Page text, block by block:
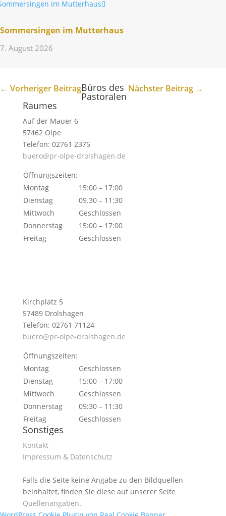
Sommer­singen im Mutterhaus
7. August 2026
← Vorheriger Beitrag Nächster Beitrag →
Büros des
Pastoralen
Raumes
Auf der Mauer 6
57462 Olpe
Telefon: 02761 2375
buero@pr-olpe-drolshagen.de
Öffnungszeiten:
Montag
15:00 – 17:00
Dienstag
09.30 – 11:30
Mittwoch
Geschlossen
Donnerstag
15:00 – 17:00
Freitag
Geschlossen
Kirchplatz 5
57489 Drolshagen
Telefon: 02761 71124
buero@pr-olpe-drolshagen.de
Öffnungszeiten:
Montag
Geschlossen
Dienstag
15:00 – 17:00
Mittwoch
Geschlossen
Donnerstag
09:30 – 11:30
Freitag
Geschlossen
Sonstiges
Kontakt
Impressum & Datenschutz
Falls die Seite keine Angabe zu den Bildquellen
beinhaltet, finden Sie diese auf unserer Seite
Quellenangaben.